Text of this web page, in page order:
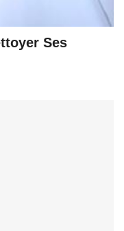
Ses